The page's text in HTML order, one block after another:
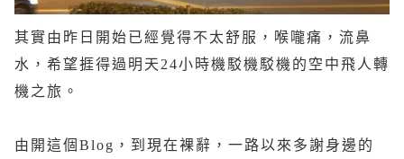
其實由昨日開始已經覺得不太舒服，喉嚨痛，流鼻
水，希望捱得過明天24小時機駁機駁機的空中飛人轉
機之旅。
由開這個Blog，到現在裸辭，一路以來多謝身邊的